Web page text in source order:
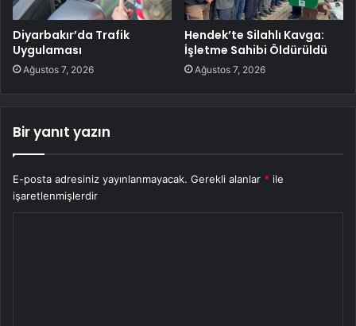
Diyarbakır’da Trafik
Uygulaması
Ağustos 7, 2026
Hendek’te Silahlı Kavga:
İşletme Sahibi Öldürüldü
Ağustos 7, 2026
Bir yanıt yazın
E-posta adresiniz yayınlanmayacak. Gerekli alanlar * ile
işaretlenmişlerdir